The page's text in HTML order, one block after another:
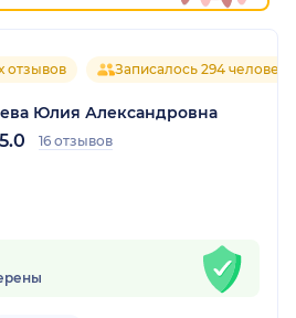
отзывов Записалось 294 человека
Юлия Александровна
5.0 16 отзывов